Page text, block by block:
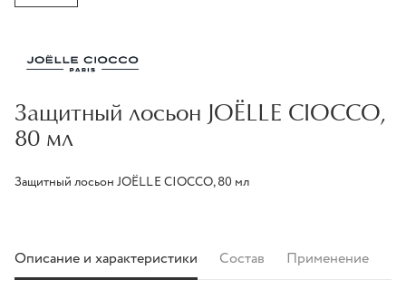
Защитный лосьон JOЁLLE CIOCCO,
80 мл
Защитный лосьон JOЁLLE CIOCCO, 80 мл
Описание и характеристики Состав Применение